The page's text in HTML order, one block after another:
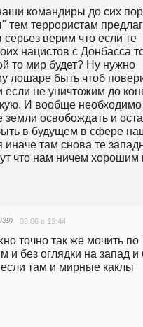
командиры до сих пор
тем террористам
верим что если те
нацистов с Донбасса
то мир будет? Ну нужно
лошаре быть чтоб
если не уничтожим до
И вообще
освобождать и
в будущем в сфере
иначе там снова те
что нам ничем хорошим
03.06 в 13:44
точно так же мочить по
и без оглядки на запад и
там и мирные каклы